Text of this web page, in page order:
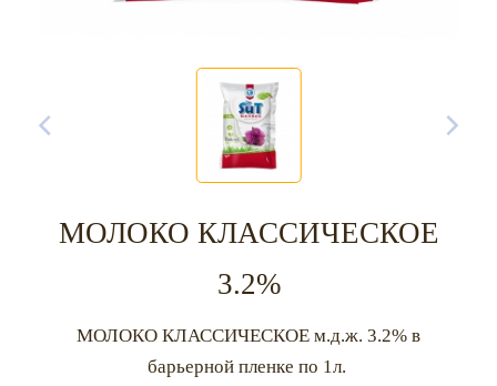
МОЛОКО КЛАССИЧЕСКОЕ
3.2%
МОЛОКО КЛАССИЧЕСКОЕ м.д.ж. 3.2% в
барьерной пленке по 1л.